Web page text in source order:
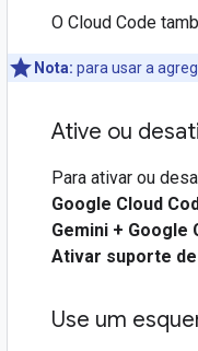
O Cloud Code
Nota: para usar a
Ative ou
Para ativar ou
Google Cloud
Gemini + Google
Ativar suporte de
Use um